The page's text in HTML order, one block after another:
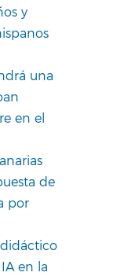
y
una
en el
de
por
en la